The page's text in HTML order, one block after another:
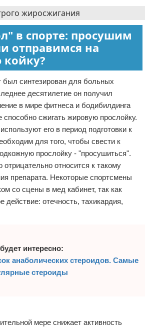
в спорте: просушим
отправимся на
был синтезирован для больных
десятилетие он получил
в мире фитнеса и бодибилдинга
способно сжигать жировую прослойку.
его в период подготовки к
для того, чтобы свести к
прослойку - "просушиться".
относится к такому
препарата. Некоторые спортсмены
со сцены в мед кабинет, так как
действие: отечность, тахикардия,
интересно:
анаболических стероидов. Самые
стероиды
мере снижает активность